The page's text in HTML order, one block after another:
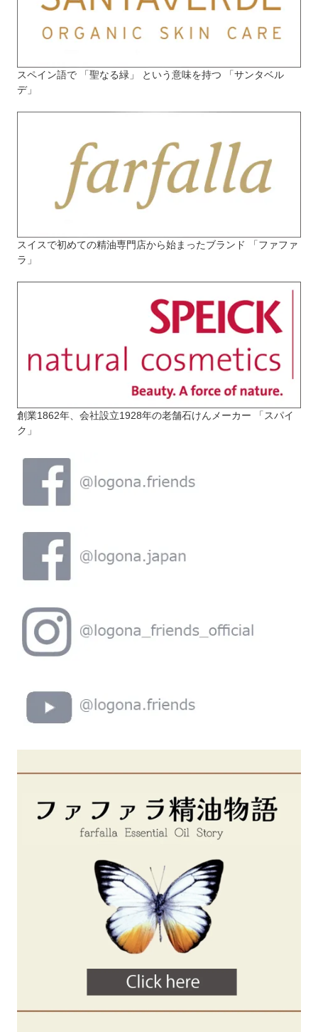
スペイン語で 「聖なる緑」 という意味を持つ 「サンタベル
デ」
スイスで初めての精油専門店から始まったブランド 「ファファ
ラ」
創業1862年、会社設立1928年の老舗石けんメーカー 「スパイ
ク」